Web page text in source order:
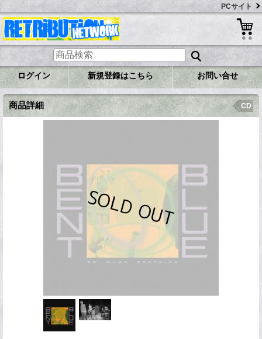
PCサイト
ログイン 新規登録はこちら お問い合せ
商品詳細 CD